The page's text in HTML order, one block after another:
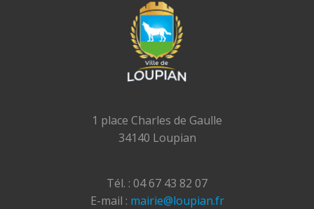
1 place Charles de Gaulle
34140 Loupian
Tél. : 04 67 43 82 07
E-mail : mairie@loupian.fr